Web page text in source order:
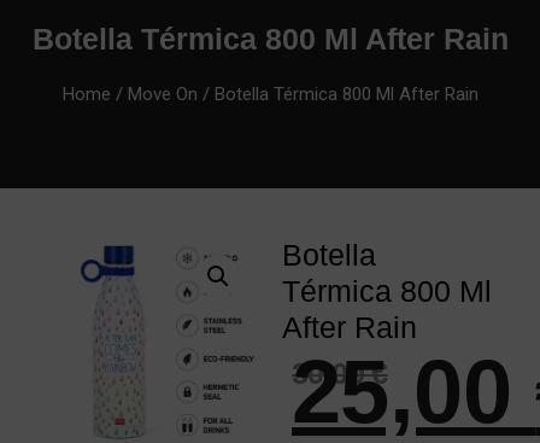
Botella Térmica 800 Ml After Rain
Home / Move On / Botella Térmica 800 Ml After Rain
Botella
Térmica 800 Ml
After Rain
30,00€
25,00